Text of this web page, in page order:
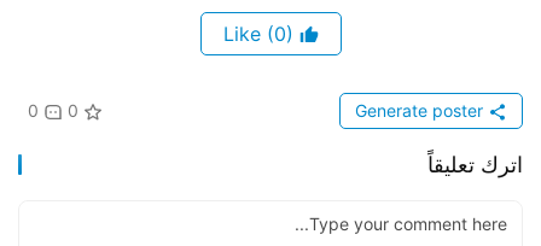
(0)
0
0
اترك تعليقاً